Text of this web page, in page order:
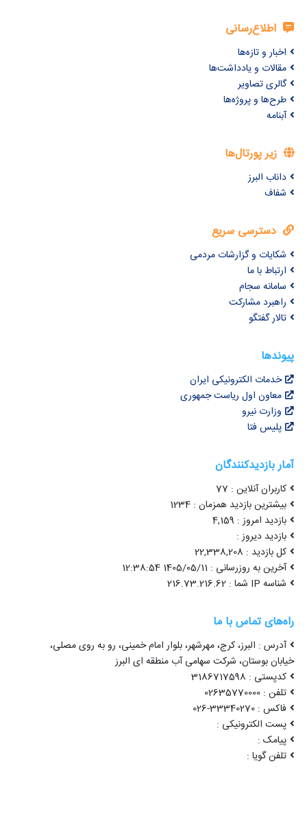
اطلاع‌رسانی
اخبار و تازه‌ها
مقالات و یادداشت‌ها
گالری تصاویر
طرح‌ها و پروژه‌ها
آبنامه
زیر پورتال‌ها
داناب البرز
شفاف
دسترسی سریع
شکایات و گزارشات مردمی
ارتباط با ما
سامانه سجام
راهبرد مشارکت
تالار گفتگو
پیوندها
خدمات الکترونیکی ایران
معاون اول ریاست جمهوری
وزارت نیرو
پلیس فتا
آمار بازدیدکنندگان
کاربران آنلاین : 77
بیشترین بازدید همزمان : 1234
بازدید امروز : 4,159
بازدید دیروز :
کل بازدید : 22,338,208
آخرین به روزرسانی : 1405/05/11 12:38:54
شناسه IP شما : 216.73.216.62
راه‌های تماس با ما
آدرس : البرز، کرج، مهرشهر، بلوار امام خمینی، رو به روی مصلی،
خیابان بوستان، شرکت سهامی آب منطقه ای البرز
کدپستی : 3186717598
تلفن : 02635770000
فاکس : 33340270-026
پست الکترونیکی :
پیامک :
تلفن گویا :